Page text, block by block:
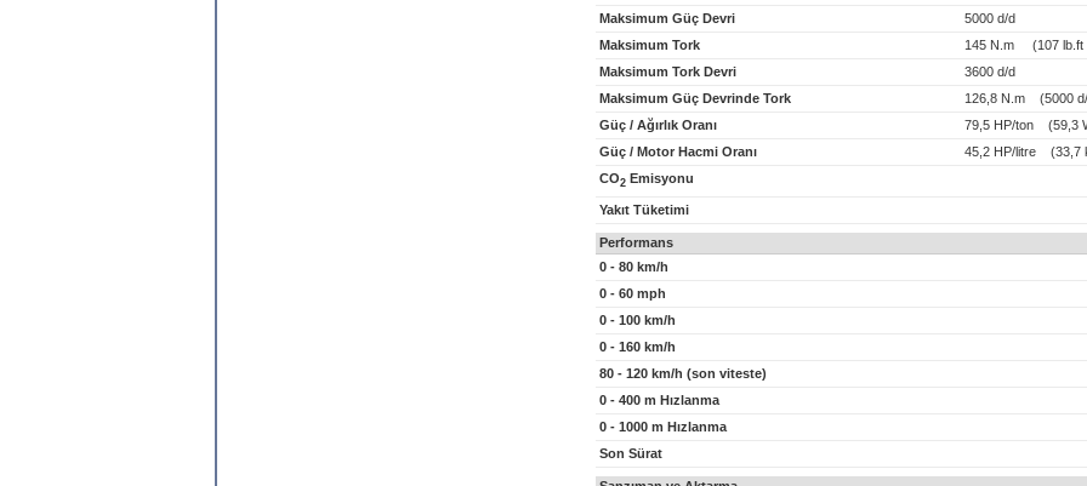
Maksimum Güç Devri
5000 d/d
Maksimum Tork
145 N.m (107 lb.ft
Maksimum Tork Devri
3600 d/d
Maksimum Güç Devrinde Tork
126,8 N.m (5000
Güç / Ağırlık Oranı
79,5 HP/ton (59,3
Güç / Motor Hacmi Oranı
45,2 HP/litre (33,7
CO2 Emisyonu
Yakıt Tüketimi
Performans
0 - 80 km/h
0 - 60 mph
0 - 100 km/h
0 - 160 km/h
80 - 120 km/h (son viteste)
0 - 400 m Hızlanma
0 - 1000 m Hızlanma
Son Sürat